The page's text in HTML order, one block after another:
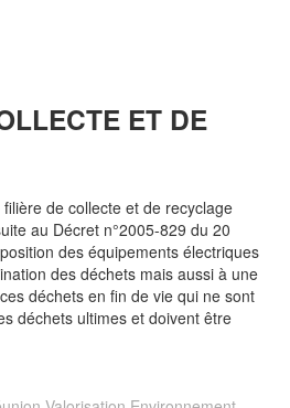
ET DE
de collecte et de recyclage
au Décret n°2005-829 du 20
des équipements électriques
des déchets mais aussi à une
déchets en fin de vie qui ne sont
déchets ultimes et doivent être